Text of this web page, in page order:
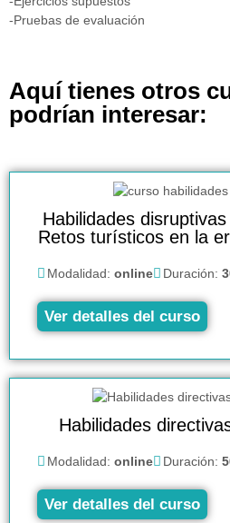
-Pruebas de evaluación
Aquí tienes otros
podrían interesar:
Habilidades
Retos turísticos en la
Modalidad: online Duración:
Ver detalles del curso
Habilidades
Modalidad: online Duración:
Ver detalles del curso